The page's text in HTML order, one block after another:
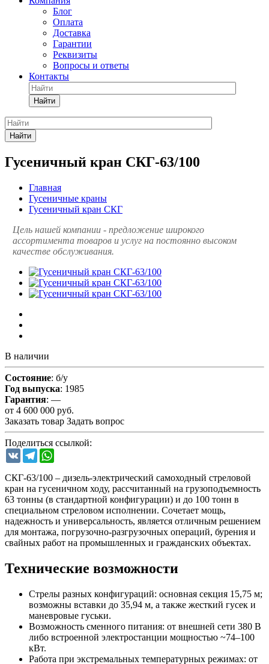
Блог
Оплата
Доставка
Гарантии
Реквизиты
Вопросы и ответы
Контакты
Найти
Найти
Гусеничный кран СКГ-63/100
Главная
Гусеничные краны
Гусеничный кран СКГ
Цель нашей компании - предложение широкого
ассортимента товаров и услуг на постоянно высоком
качестве обслуживания.
В наличии
Состояние: б/у
Год выпуска: 1985
Гарантия: —
от 4 600 000 руб.
Заказать товар Задать вопрос
Поделиться ссылкой:
VK Telegram
СКГ-63/100 – дизель-электрический самоходный стреловой
кран на гусеничном ходу, рассчитанный на грузоподъемность
63 тонны (в стандартной конфигурации) и до 100 тонн в
специальном стреловом исполнении. Сочетает мощь,
надежность и универсальность, является отличным решением
для монтажа, погрузочно-разгрузочных операций, бурения и
свайных работ на промышленных и гражданских объектах.
Технические возможности
Стрелы разных конфигураций: основная секция 15,75 м;
возможны вставки до 35,94 м, а также жесткий гусек и
маневровые гуськи.
Возможность сменного питания: от внешней сети 380 В
либо встроенной электростанции мощностью ~74–100
кВт.
Работа при экстремальных температурных режимах: от